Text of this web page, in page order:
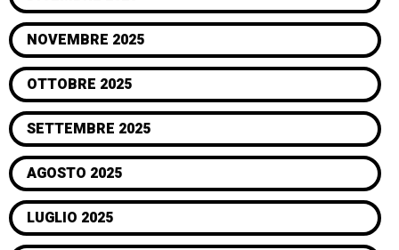
NOVEMBRE 2025
OTTOBRE 2025
SETTEMBRE 2025
AGOSTO 2025
LUGLIO 2025